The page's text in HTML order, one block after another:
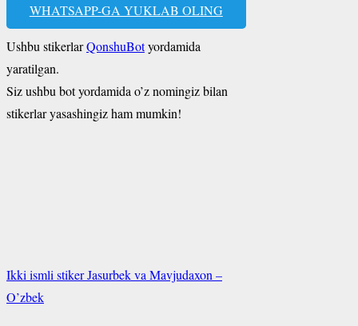
WHATSAPP-GA YUKLAB OLING
Ushbu stikerlarQonshuBotyordamida
yaratilgan.
Siz ushbu bot yordamida o’z nomingiz bilan
stikerlar yasashingiz ham mumkin!
Ikki ismli stiker Jasurbek va Mavjudaxon –
O’zbek